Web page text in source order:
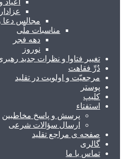
اعیاد
مجالس دعا و
مناسبات ملّی
دهه فجر
نوروز
تغییر فتاوا و نظرات جدید رهبری
دُرِّ فقاهت
مرجعیّت و اولویت در تقلید
پوستر
کلیپ
استفتاء
پرسش و پاسخ مخاطبین
ارسال سؤالات شرعی
صفحه ی مراجع تقلید
گالری
تماس با ما